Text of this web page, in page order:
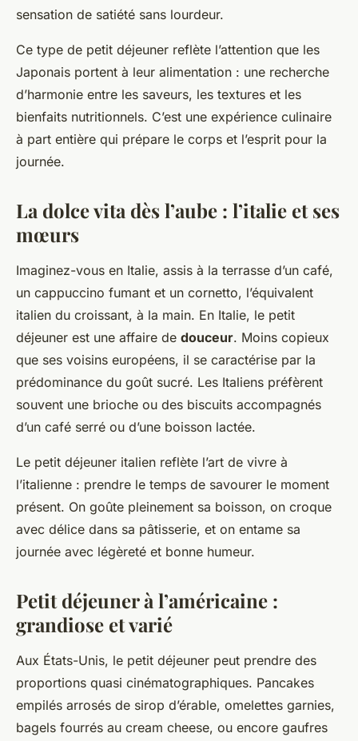
sensation de satiété sans lourdeur.
Ce type de petit déjeuner reflète l’attention que les
Japonais portent à leur alimentation : une recherche
d’harmonie entre les saveurs, les textures et les
bienfaits nutritionnels. C’est une expérience culinaire
à part entière qui prépare le corps et l’esprit pour la
journée.
La dolce vita dès l’aube : l’italie et ses
mœurs
Imaginez-vous en Italie, assis à la terrasse d’un café,
un cappuccino fumant et un cornetto, l’équivalent
italien du croissant, à la main. En Italie, le petit
déjeuner est une affaire de douceur. Moins copieux
que ses voisins européens, il se caractérise par la
prédominance du goût sucré. Les Italiens préfèrent
souvent une brioche ou des biscuits accompagnés
d’un café serré ou d’une boisson lactée.
Le petit déjeuner italien reflète l’art de vivre à
l’italienne : prendre le temps de savourer le moment
présent. On goûte pleinement sa boisson, on croque
avec délice dans sa pâtisserie, et on entame sa
journée avec légèreté et bonne humeur.
Petit déjeuner à l’américaine :
grandiose et varié
Aux États-Unis, le petit déjeuner peut prendre des
proportions quasi cinématographiques. Pancakes
empilés arrosés de sirop d’érable, omelettes garnies,
bagels fourrés au cream cheese, ou encore gaufres